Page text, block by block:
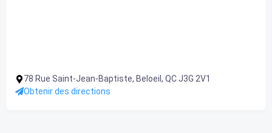
78 Rue Saint-Jean-Baptiste, Beloeil, QC J3G 2V1
Obtenir des directions